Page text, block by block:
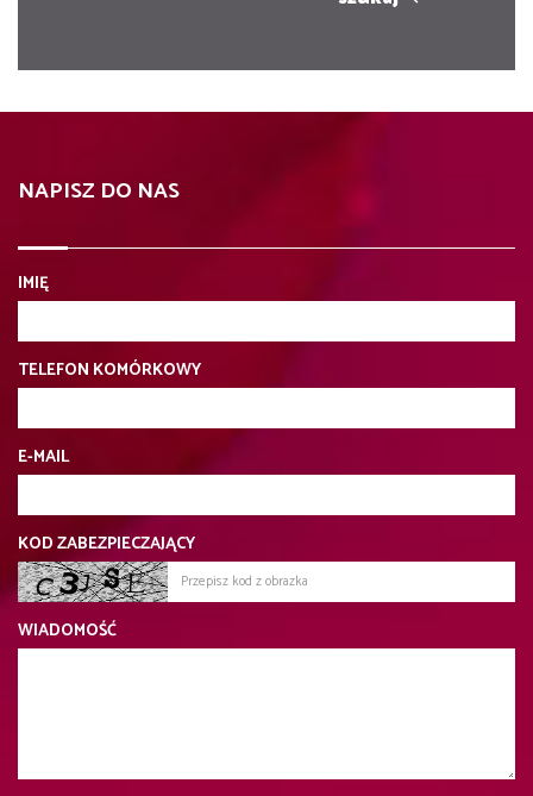
NAPISZ DO NAS
IMIĘ
TELEFON KOMÓRKOWY
E-MAIL
KOD ZABEZPIECZAJĄCY
WIADOMOŚĆ